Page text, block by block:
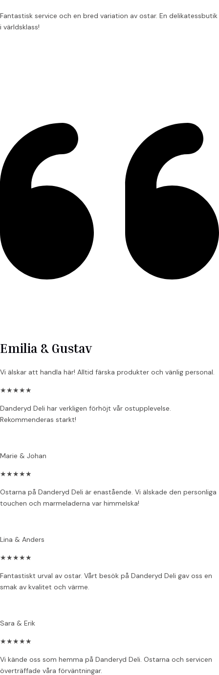
Fantastisk service och en bred variation av ostar. En delikatessbutik
i världsklass!
Emilia & Gustav
Vi älskar att handla här! Alltid färska produkter och vänlig personal.
★★★★★
Danderyd Deli har verkligen förhöjt vår ostupplevelse.
Rekommenderas starkt!
Marie & Johan
★★★★★
Ostarna på Danderyd Deli är enastående. Vi älskade den personliga
touchen och marmeladerna var himmelska!
Lina & Anders
★★★★★
Fantastiskt urval av ostar. Vårt besök på Danderyd Deli gav oss en
smak av kvalitet och värme.
Sara & Erik
★★★★★
Vi kände oss som hemma på Danderyd Deli. Ostarna och servicen
överträffade våra förväntningar.